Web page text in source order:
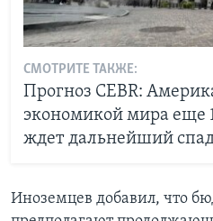
СМОТРИТЕ ТАКЖЕ:
Прогноз CEBR:
экономикой мира еще
ждет дальнейший
Иноземцев добавил, что